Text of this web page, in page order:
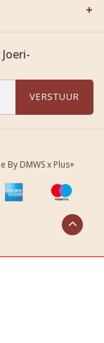
VERSTUUR
By DMWSx Plus+